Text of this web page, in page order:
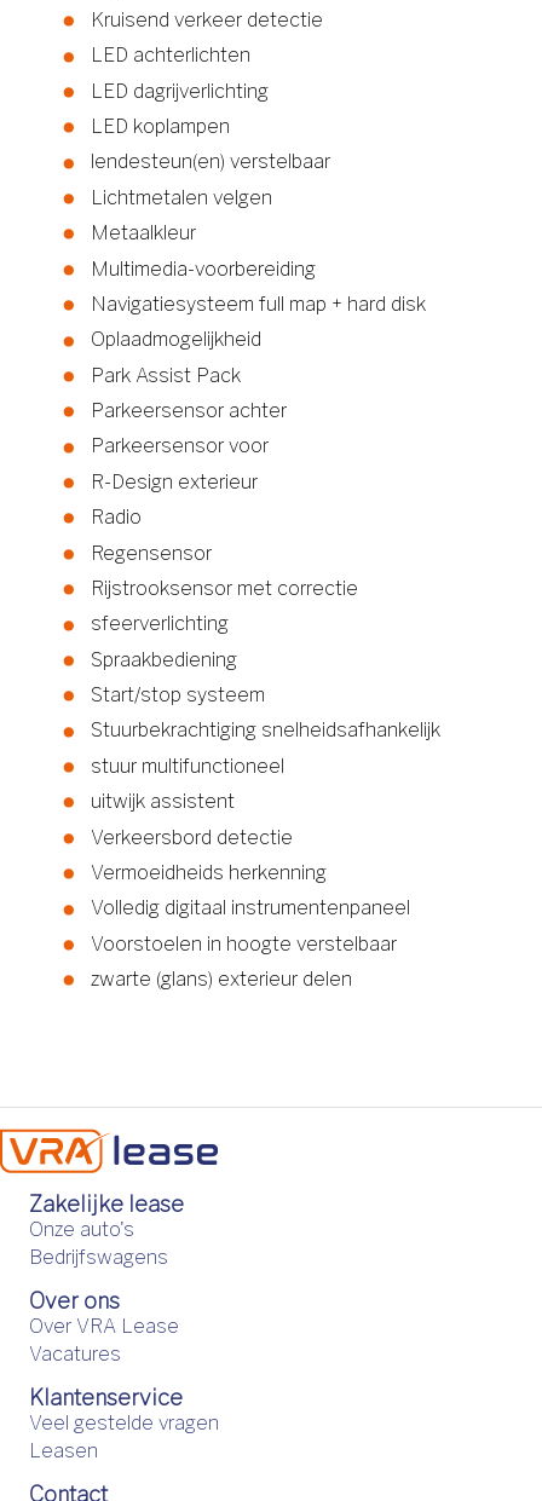
Kruisend verkeer detectie
LED achterlichten
LED dagrijverlichting
LED koplampen
lendesteun(en) verstelbaar
Lichtmetalen velgen
Metaalkleur
Multimedia-voorbereiding
Navigatiesysteem full map + hard disk
Oplaadmogelijkheid
Park Assist Pack
Parkeersensor achter
Parkeersensor voor
R-Design exterieur
Radio
Regensensor
Rijstrooksensor met correctie
sfeerverlichting
Spraakbediening
Start/stop systeem
Stuurbekrachtiging snelheidsafhankelijk
stuur multifunctioneel
uitwijk assistent
Verkeersbord detectie
Vermoeidheids herkenning
Volledig digitaal instrumentenpaneel
Voorstoelen in hoogte verstelbaar
zwarte (glans) exterieur delen
Zakelijke lease
Onze auto's
Bedrijfswagens
Over ons
Over VRA Lease
Vacatures
Klantenservice
Veel gestelde vragen
Leasen
Contact